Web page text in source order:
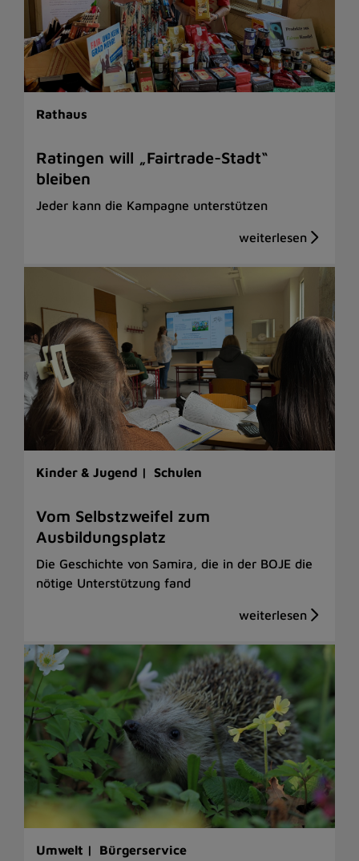
Rathaus
Ratingen will „Fairtrade-Stadt“
bleiben
Jeder kann die Kampagne unterstützen
Kinder & Jugend | Schulen
Vom Selbstzweifel zum
Ausbildungsplatz
Die Geschichte von Samira, die in der BOJE die
nötige Unterstützung fand
Umwelt | Bürgerservice